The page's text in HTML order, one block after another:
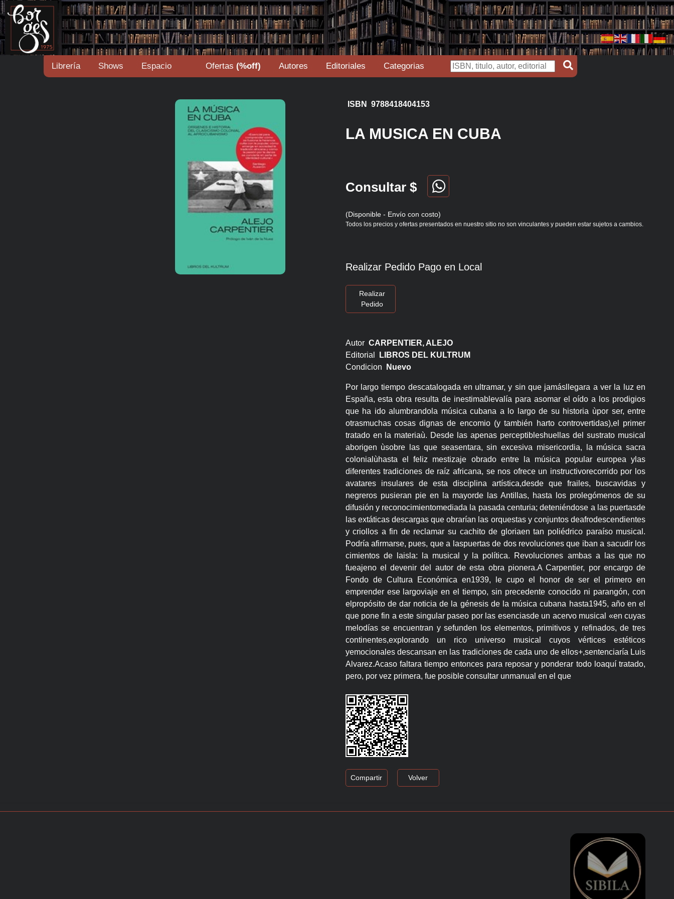
Librería Shows Espacio Ofertas (%off) Autores Editoriales Categorias
ISBN 9788418404153
LA MUSICA EN CUBA
Consultar $
(Disponible - Envío con costo)
Todos los precios y ofertas presentados en nuestro sitio no son vinculantes y pueden estar sujetos a cambios.
Realizar Pedido Pago en Local
Realizar
Pedido
Autor CARPENTIER, ALEJO
Editorial
LIBROS DEL KULTRUM
Condicion
Nuevo
Por largo tiempo descatalogada en ultramar, y sin que jamásllegara a ver la luz en
España, esta obra resulta de inestimablevalía para asomar el oído a los prodigios
que ha ido alumbrandola música cubana a lo largo de su historia ùpor ser, entre
otrasmuchas cosas dignas de encomio (y también harto controvertidas),el primer
tratado en la materiaù. Desde las apenas perceptibleshuellas del sustrato musical
aborigen ùsobre las que seasentara, sin excesiva misericordia, la música sacra
colonialùhasta el feliz mestizaje obrado entre la música popular europea ylas
diferentes tradiciones de raíz africana, se nos ofrece un instructivorecorrido por los
avatares insulares de esta disciplina artística,desde que frailes, buscavidas y
negreros pusieran pie en la mayorde las Antillas, hasta los prolegómenos de su
difusión y reconocimientomediada la pasada centuria; deteniéndose a las puertasde
las extáticas descargas que obrarían las orquestas y conjuntos deafrodescendientes
y criollos a fin de reclamar su cachito de gloriaen tan poliédrico paraíso musical.
Podría afirmarse, pues, que a laspuertas de dos revoluciones que iban a sacudir los
cimientos de laisla: la musical y la política. Revoluciones ambas a las que no
fueajeno el devenir del autor de esta obra pionera.A Carpentier, por encargo de
Fondo de Cultura Económica en1939, le cupo el honor de ser el primero en
emprender ese largoviaje en el tiempo, sin precedente conocido ni parangón, con
elpropósito de dar noticia de la génesis de la música cubana hasta1945, año en el
que pone fin a este singular paseo por las esenciasde un acervo musical «en cuyas
melodías se encuentran y sefunden los elementos, primitivos y refinados, de tres
continentes,explorando un rico universo musical cuyos vértices estéticos
yemocionales descansan en las tradiciones de cada uno de ellos+,sentenciaría Luis
Alvarez.Acaso faltara tiempo entonces para reposar y ponderar todo loaquí tratado,
pero, por vez primera, fue posible consultar unmanual en el que
Compartir Volver